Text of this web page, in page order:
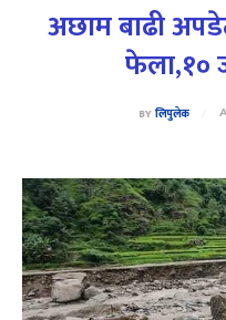
अछाम बाढी
फेला,१०
BY लिपुलेक